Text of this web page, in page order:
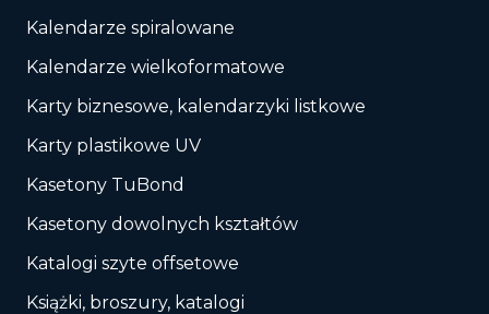
Kalendarze spiralowane
Kalendarze wielkoformatowe
Karty biznesowe, kalendarzyki listkowe
Karty plastikowe UV
Kasetony TuBond
Kasetony dowolnych kształtów
Katalogi szyte offsetowe
Książki, broszury, katalogi